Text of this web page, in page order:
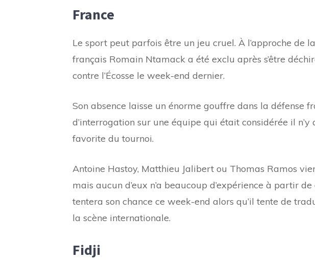
France
Le sport peut parfois être un jeu cruel. À l’approche de
français Romain Ntamack a été exclu après s’être
contre l’Écosse le week-end dernier.
Son absence laisse un énorme gouffre dans la défense
d’interrogation sur une équipe qui était considérée il
favorite du tournoi.
Antoine Hastoy, Matthieu Jalibert ou Thomas Ramos
mais aucun d’eux n’a beaucoup d’expérience à partir
tentera son chance ce week-end alors qu’il tente de
la scène internationale.
Fidji